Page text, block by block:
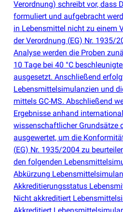
Verordnung) schreibt vor, dass
formuliert und aufgebracht
in Lebensmittel nicht zu einem
der Verordnung (EG) Nr. 1935/
Analyse werden die Proben
10 Tage bei 40 °C
ausgesetzt. Anschließend
Lebensmittelsimulanzien und
mittels GC-MS. Abschließend
Ergebnisse anhand
wissenschaftlicher Grundsätze
ausgewertet, um die
(EG) Nr. 1935/2004 zu
den folgenden
Abkürzung
Akkreditierungsstatus
Nicht akkreditiert